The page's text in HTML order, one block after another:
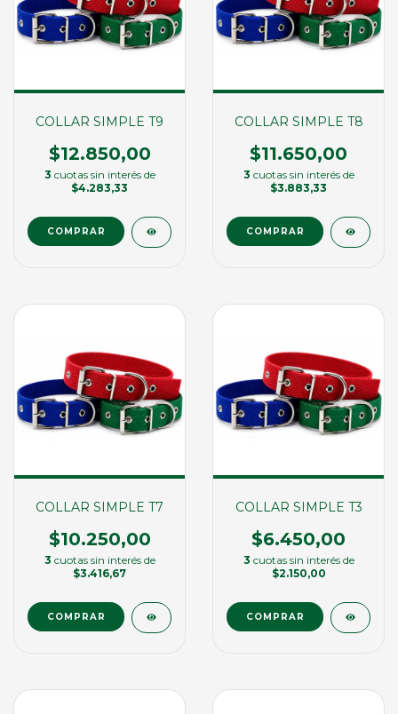
COLLAR SIMPLE T9
$12.850,00
3 cuotas sin interés de
$4.283,33
COLLAR SIMPLE T8
$11.650,00
3 cuotas sin interés de
$3.883,33
COLLAR SIMPLE T7
$10.250,00
3 cuotas sin interés de
$3.416,67
COLLAR SIMPLE T3
$6.450,00
3 cuotas sin interés de
$2.150,00